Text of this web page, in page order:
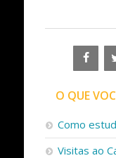
O QUE
Como
Visitas ao